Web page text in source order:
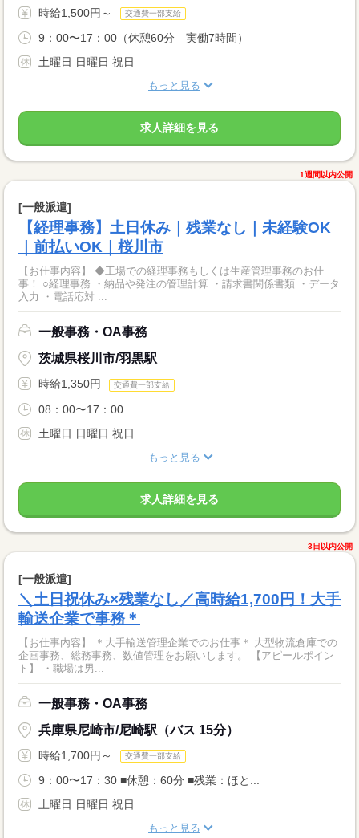
時給1,500円～ 交通費一部支給
9：00〜17：00（休憩60分 実働7時間）
土曜日 日曜日 祝日
もっと見る
求人詳細を見る
1週間以内公開
[一般派遣]
【経理事務】土日休み｜残業なし｜未経験OK
｜前払いOK｜桜川市
【お仕事内容】 ◆工場での経理事務もしくは生産管理事務のお仕
事！ ○経理事務 ・納品や発注の管理計算 ・請求書関係書類 ・データ
入力 ・電話応対 ...
一般事務・OA事務
茨城県桜川市/羽黒駅
時給1,350円 交通費一部支給
08：00〜17：00
土曜日 日曜日 祝日
もっと見る
求人詳細を見る
3日以内公開
[一般派遣]
＼土日祝休み×残業なし／高時給1,700円！大手
輸送企業で事務＊
【お仕事内容】 ＊大手輸送管理企業でのお仕事＊ 大型物流倉庫での
企画事務、総務事務、数値管理をお願いします。 【アピールポイン
ト】 ・職場は男...
一般事務・OA事務
兵庫県尼崎市/尼崎駅（バス 15分）
時給1,700円～ 交通費一部支給
9：00〜17：30 ■休憩：60分 ■残業：ほと...
土曜日 日曜日 祝日
もっと見る